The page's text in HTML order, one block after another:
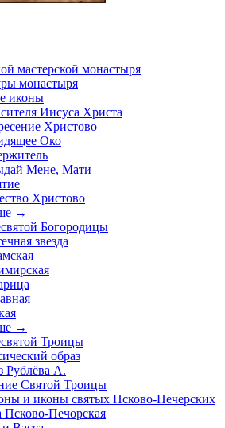
мастерской монастыря
монастыря
иконы
Иисуса Христа
Христово
Око
Мене, Мати
Христово
→
Богородицы
звезда
→
Троицы
образ
Рублёва А.
Святой Троицы
и иконы святых Псково-Печерских
Псково-Печорская